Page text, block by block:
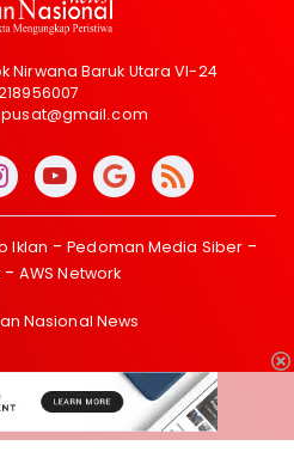
Nirwana Baruk Utara VI-24
Iklan
Pedoman Media Siber
AWS Network
Nasional News